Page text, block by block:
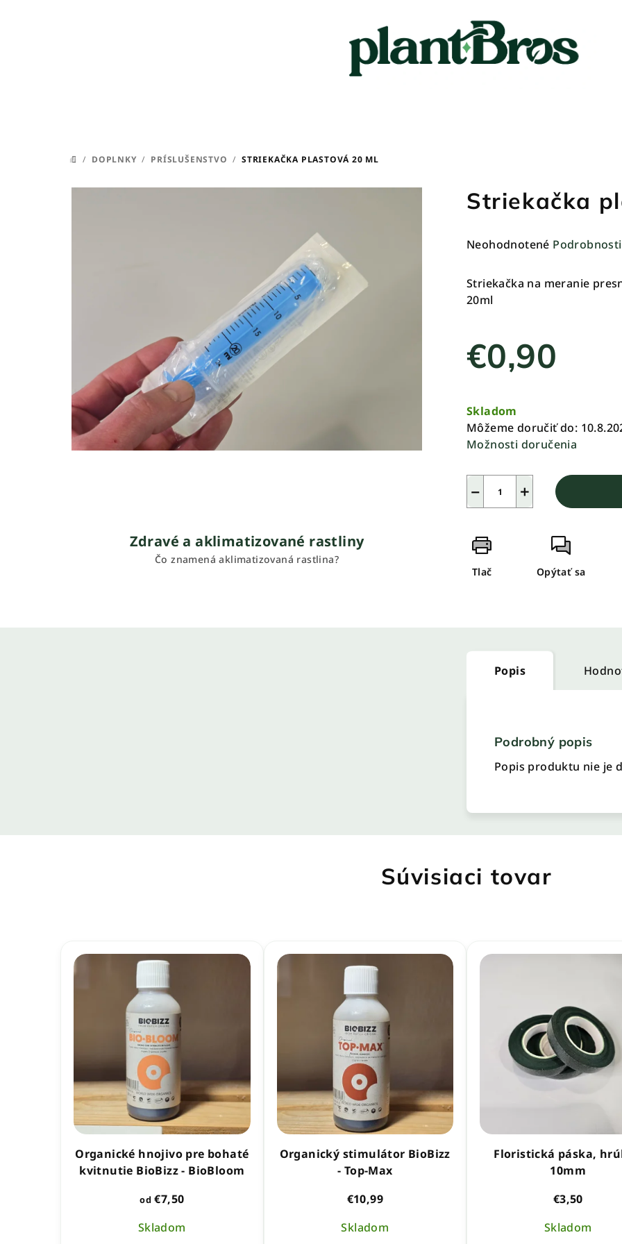
DOMOV
/ DOPLNKY / PRÍSLUŠENSTVO / STRIEKAČKA PLASTOVÁ 20 ML
Striekačka
Priemerné
produktu
je
5
hviezdičiek.
Neohodnotené
Striekačka na meranie
20ml
€0,90
cena:
Skladom
Môžeme doručiť do:
Možnosti doručenia
+
−
Tlač Opýtať sa
Zdravé a aklimatizované rastliny
Čo znamená aklimatizovaná rastlina?
Popis
Podrobný popis
Popis produktu nie je
Súvisiaci tovar
Organické hnojivo pre bohaté
kvitnutie BioBizz - BioBloom
od€7,50
Skladom
Organický stimulátor BioBizz
- Top-Max
€10,99
Skladom
Floristická páska,
10mm
€3,50
Skladom